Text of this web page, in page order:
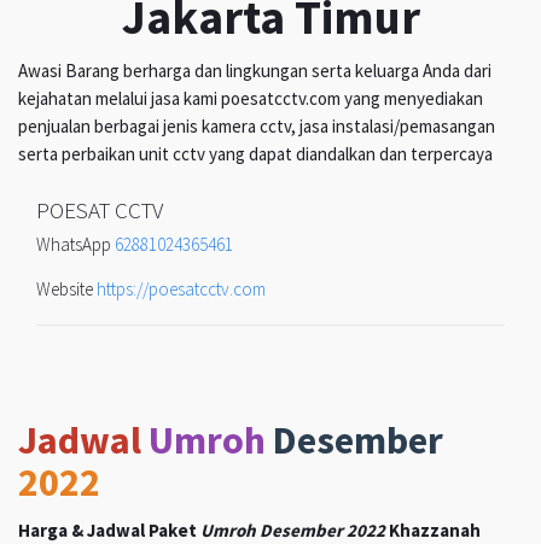
Jakarta Timur
Awasi Barang berharga dan lingkungan serta keluarga Anda dari
kejahatan melalui jasa kami poesatcctv.com yang menyediakan
penjualan berbagai jenis kamera cctv, jasa instalasi/pemasangan
serta perbaikan unit cctv yang dapat diandalkan dan terpercaya
POESAT CCTV
WhatsApp 62881024365461
Website https://poesatcctv.com
Jadwal Umroh Desember
2022
Harga & Jadwal Paket Umroh Desember 2022Khazzanah